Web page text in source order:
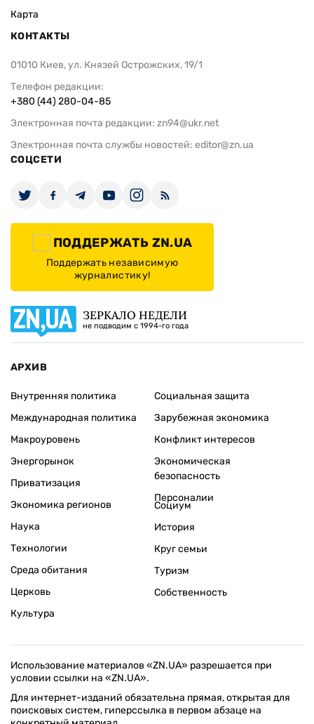
Карта
КОНТАКТЫ
01010 Киев, ул. Князей Острожских, 19/1
Телефон редакции:
+380 (44) 280-04-85
Электронная почта редакции: zn94@ukr.net
Электронная почта службы новостей: editor@zn.ua
СОЦСЕТИ
ПОДДЕРЖАТЬ ZN.UA
Поддержать независимую
журналистику!
ЗЕРКАЛО НЕДЕЛИ
не подводим с 1994-го года
АРХИВ
Внутренняя политика
Международная политика
Макроуровень
Энергорынок
Приватизация
Экономика регионов
Социальная защита
Зарубежная экономика
Конфликт интересов
Экономическая
безопасность
Персоналии
Наука
Технологии
Среда обитания
Церковь
Культура
Социум
История
Круг семьи
Туризм
Собственность
Использование материалов «ZN.UA» разрешается при
условии ссылки на «ZN.UA».
Для интернет-изданий обязательна прямая, открытая для
поисковых систем, гиперссылка в первом абзаце на